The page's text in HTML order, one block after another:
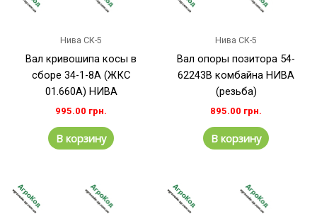
Нива СК-5
Вал кривошипа косы в
сборе 34-1-8А (ЖКС
01.660А) НИВА
995.00 грн.
В корзину
Нива СК-5
Вал опоры позитора 54-
62243В комбайна НИВА
(резьба)
895.00 грн.
В корзину